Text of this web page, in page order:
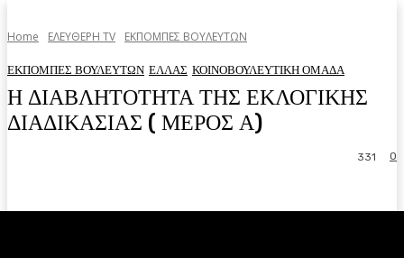
Home ΕΛΕΥΘΕΡΗ ΤV ΕΚΠΟΜΠΕΣ ΒΟΥΛΕΥΤΩΝ
ΕΚΠΟΜΠΕΣ ΒΟΥΛΕΥΤΩΝ ΕΛΛΑΣ ΚΟΙΝΟΒΟΥΛΕΥΤΙΚΗ ΟΜΑΔΑ
Η ΔΙΑΒΛΗΤΟΤΗΤΑ ΤΗΣ ΕΚΛΟΓΙΚΗΣ
ΔΙΑΔΙΚΑΣΙΑΣ ( ΜΕΡΟΣ Α)
0
331